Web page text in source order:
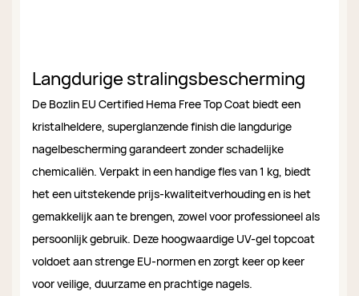
Langdurige stralingsbescherming
De Bozlin EU Certified Hema Free Top Coat biedt een
kristalheldere, superglanzende finish die langdurige
nagelbescherming garandeert zonder schadelijke
chemicaliën. Verpakt in een handige fles van 1 kg, biedt
het een uitstekende prijs-kwaliteitverhouding en is het
gemakkelijk aan te brengen, zowel voor professioneel als
persoonlijk gebruik. Deze hoogwaardige UV-gel topcoat
voldoet aan strenge EU-normen en zorgt keer op keer
voor veilige, duurzame en prachtige nagels.